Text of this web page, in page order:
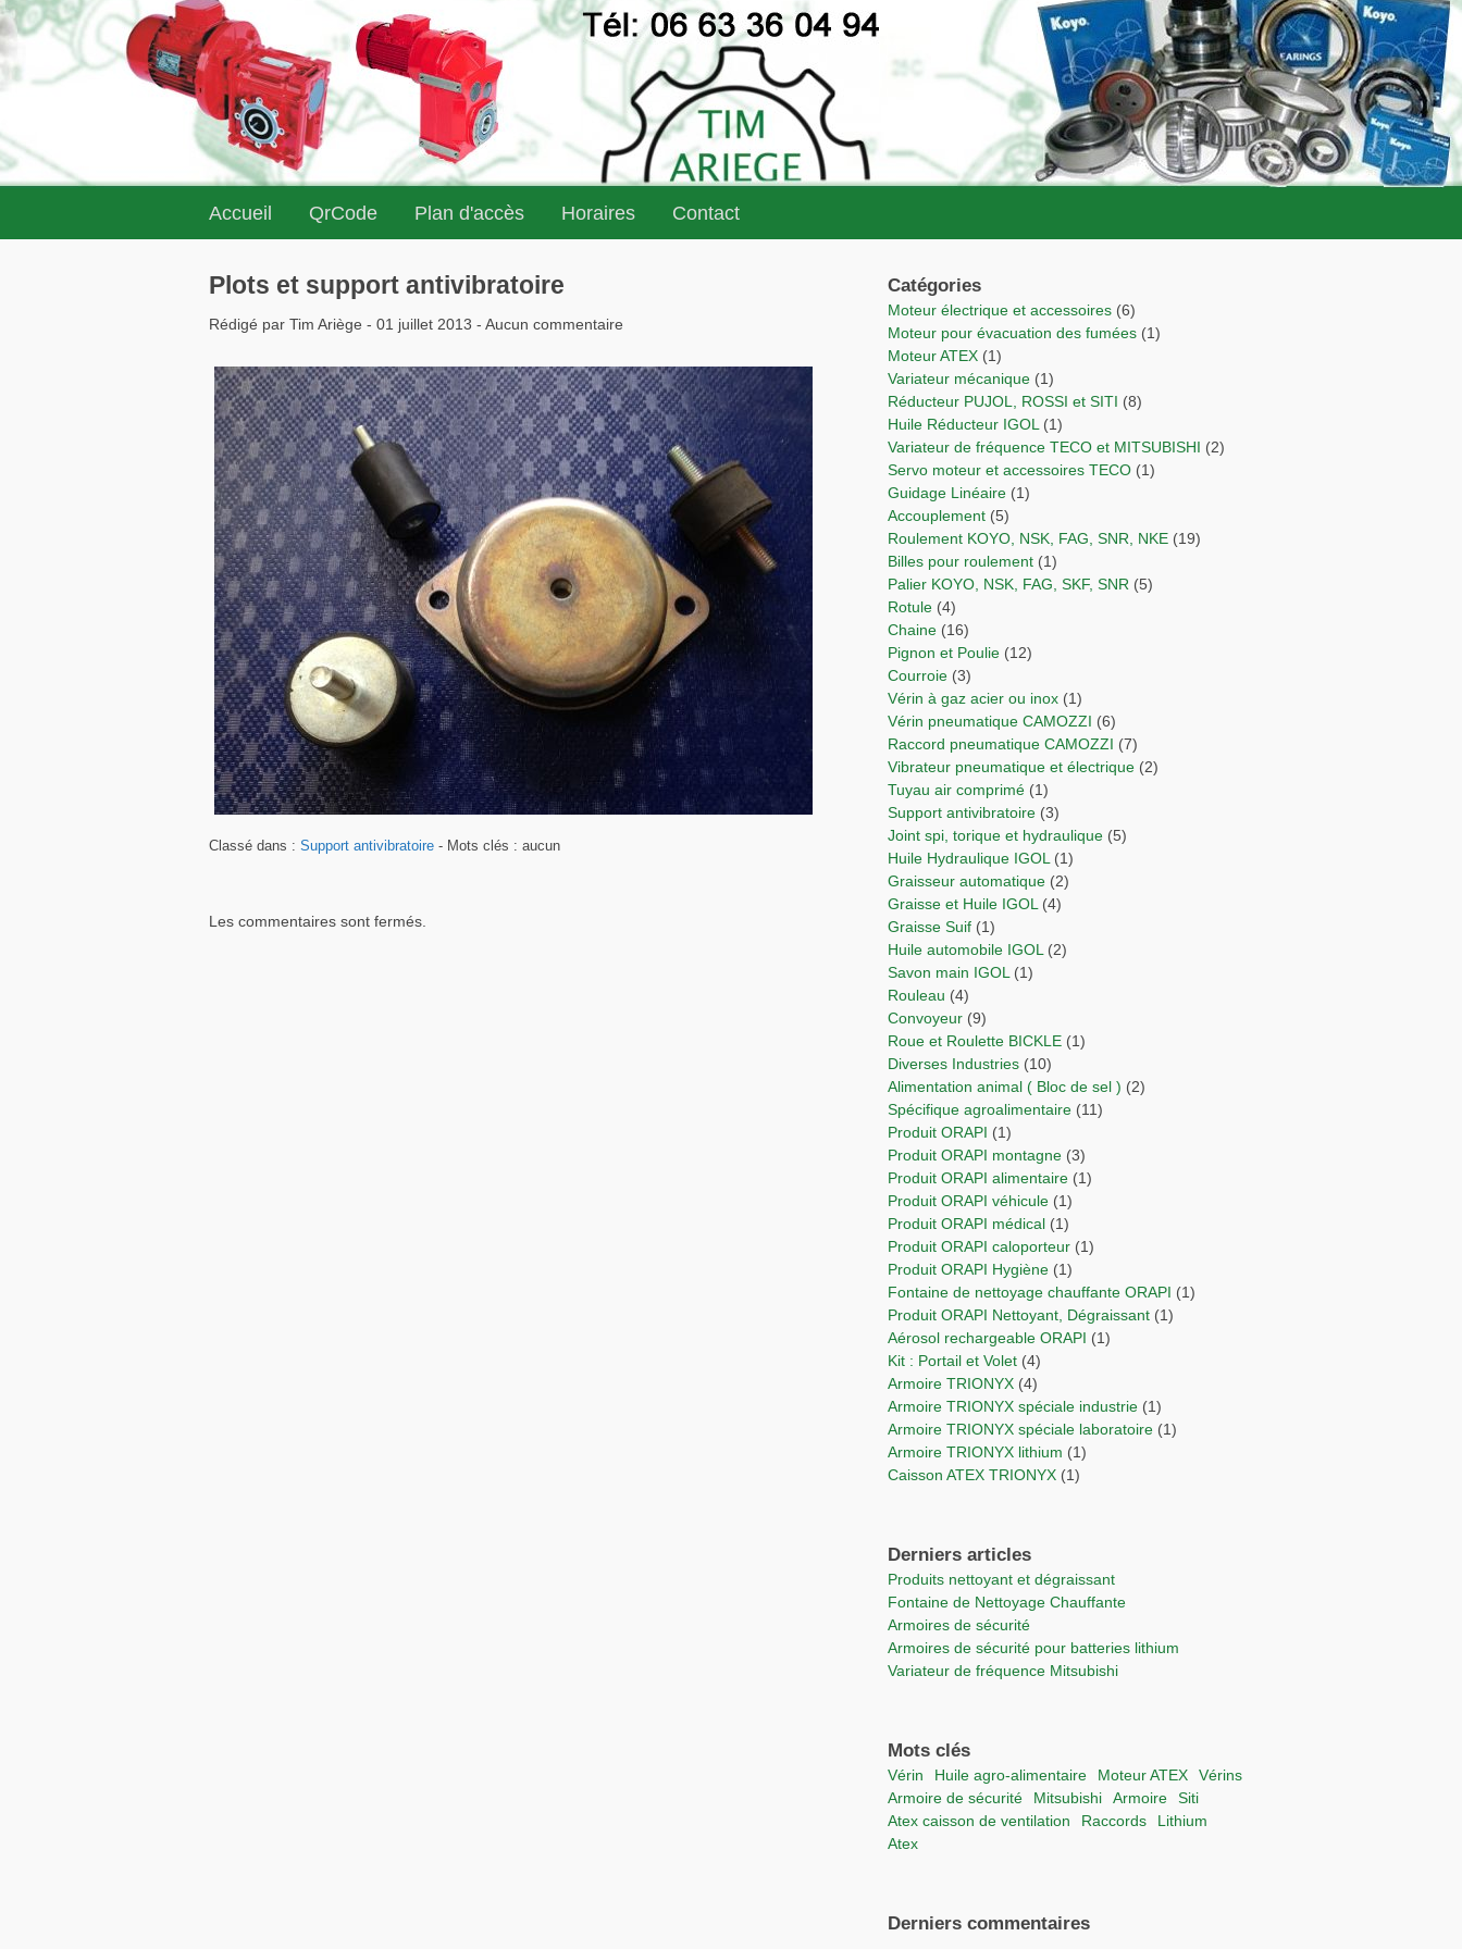
Accueil QrCode Plan d'accès Horaires Contact
Plots et support antivibratoire
Rédigé par Tim Ariège - 01 juillet 2013 - Aucun commentaire
Classé dans : Support antivibratoire - Mots clés : aucun
Les commentaires sont fermés.
Catégories
Moteur électrique et accessoires (6)
Moteur pour évacuation des fumées (1)
Moteur ATEX (1)
Variateur mécanique (1)
Réducteur PUJOL, ROSSI et SITI (8)
Huile Réducteur IGOL (1)
Variateur de fréquence TECO et MITSUBISHI (2)
Servo moteur et accessoires TECO (1)
Guidage Linéaire (1)
Accouplement (5)
Roulement KOYO, NSK, FAG, SNR, NKE (19)
Billes pour roulement (1)
Palier KOYO, NSK, FAG, SKF, SNR (5)
Rotule (4)
Chaine (16)
Pignon et Poulie (12)
Courroie (3)
Vérin à gaz acier ou inox (1)
Vérin pneumatique CAMOZZI (6)
Raccord pneumatique CAMOZZI (7)
Vibrateur pneumatique et électrique (2)
Tuyau air comprimé (1)
Support antivibratoire (3)
Joint spi, torique et hydraulique (5)
Huile Hydraulique IGOL (1)
Graisseur automatique (2)
Graisse et Huile IGOL (4)
Graisse Suif (1)
Huile automobile IGOL (2)
Savon main IGOL (1)
Rouleau (4)
Convoyeur (9)
Roue et Roulette BICKLE (1)
Diverses Industries (10)
Alimentation animal ( Bloc de sel ) (2)
Spécifique agroalimentaire (11)
Produit ORAPI (1)
Produit ORAPI montagne (3)
Produit ORAPI alimentaire (1)
Produit ORAPI véhicule (1)
Produit ORAPI médical (1)
Produit ORAPI caloporteur (1)
Produit ORAPI Hygiène (1)
Fontaine de nettoyage chauffante ORAPI (1)
Produit ORAPI Nettoyant, Dégraissant (1)
Aérosol rechargeable ORAPI (1)
Kit : Portail et Volet (4)
Armoire TRIONYX (4)
Armoire TRIONYX spéciale industrie (1)
Armoire TRIONYX spéciale laboratoire (1)
Armoire TRIONYX lithium (1)
Caisson ATEX TRIONYX (1)
Derniers articles
Produits nettoyant et dégraissant
Fontaine de Nettoyage Chauffante
Armoires de sécurité
Armoires de sécurité pour batteries lithium
Variateur de fréquence Mitsubishi
Mots clés
vérin Huile agro-alimentaire moteur ATEX
vérins
Armoire de sécurité
Mitsubishi Armoire
Siti
Atex caisson de ventilation
raccords
lithium
Atex
Derniers commentaires